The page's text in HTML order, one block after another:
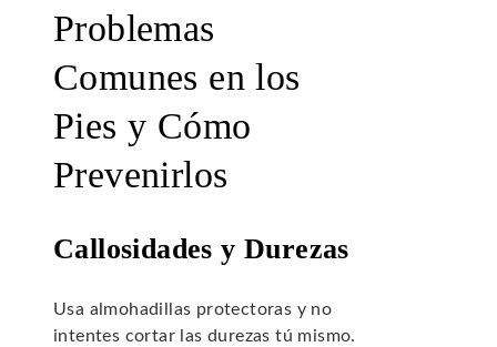
Problemas
Comunes en los
Pies y Cómo
Prevenirlos
Callosidades y Durezas
Usa almohadillas protectoras y no
intentes cortar las durezas tú mismo.